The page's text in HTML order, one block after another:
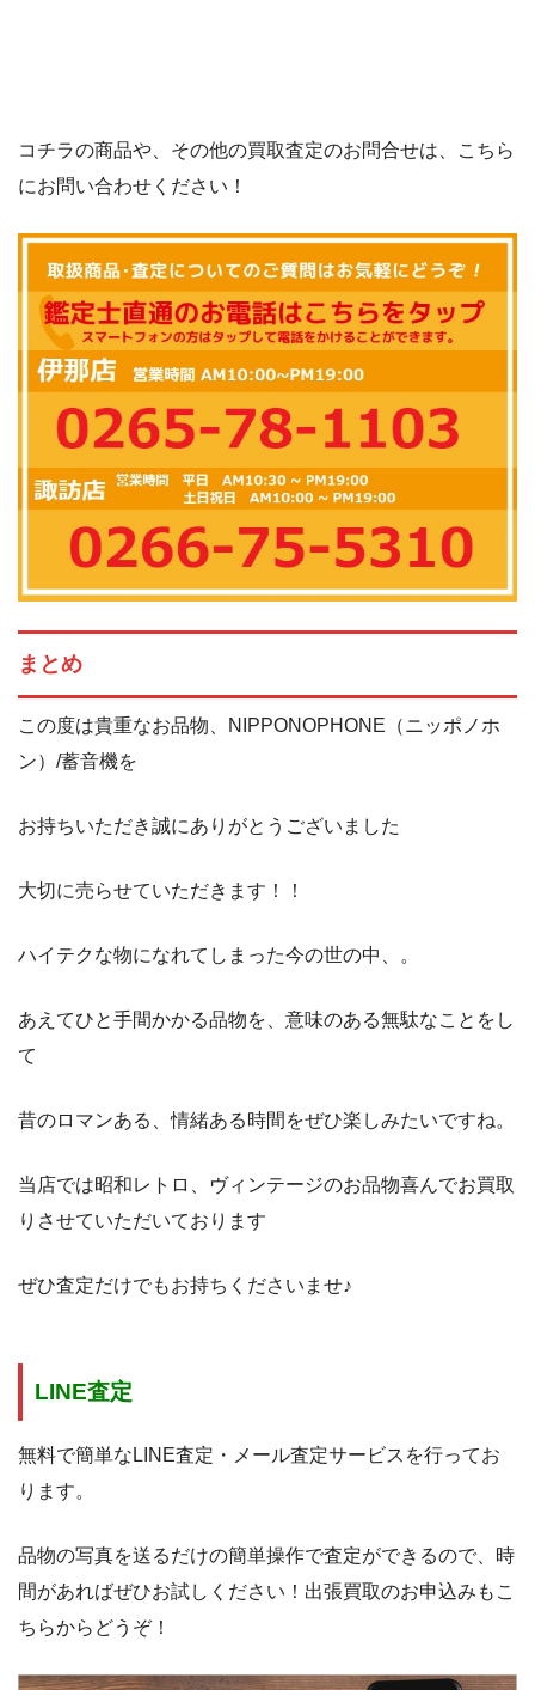
コチラの商品や、その他の買取査定のお問合せは、こちら
にお問い合わせください！
まとめ
この度は貴重なお品物、NIPPONOPHONE（ニッポノホ
ン）/蓄音機を
お持ちいただき誠にありがとうございました
大切に売らせていただきます！！
ハイテクな物になれてしまった今の世の中、。
あえてひと手間かかる品物を、意味のある無駄なことをし
て
昔のロマンある、情緒ある時間をぜひ楽しみたいですね。
当店では昭和レトロ、ヴィンテージのお品物喜んでお買取
りさせていただいております
ぜひ査定だけでもお持ちくださいませ♪
LINE査定
無料で簡単なLINE査定・メール査定サービスを行ってお
ります。
品物の写真を送るだけの簡単操作で査定ができるので、時
間があればぜひお試しください！出張買取のお申込みもこ
ちらからどうぞ！